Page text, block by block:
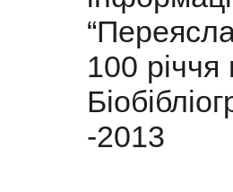
100
-2013